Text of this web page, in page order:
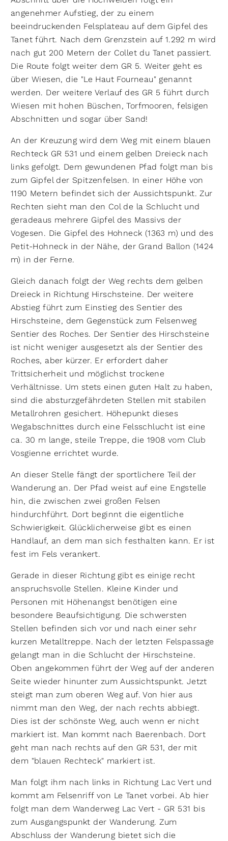
angenehmer Aufstieg, der zu einem
beeindruckenden Felsplateau auf dem Gipfel des
Tanet führt. Nach dem Grenzstein auf 1.292 m wird
nach gut 200 Metern der Collet du Tanet passiert.
Die Route folgt weiter dem GR 5. Weiter geht es
über Wiesen, die "Le Haut Fourneau" genannt
werden. Der weitere Verlauf des GR 5 führt durch
Wiesen mit hohen Büschen, Torfmooren, felsigen
Abschnitten und sogar über Sand!
An der Kreuzung wird dem Weg mit einem blauen
Rechteck GR 531 und einem gelben Dreieck nach
links gefolgt. Dem gewundenen Pfad folgt man bis
zum Gipfel der Spitzenfelsen. In einer Höhe von
1190 Metern befindet sich der Aussichtspunkt. Zur
Rechten sieht man den Col de la Schlucht und
geradeaus mehrere Gipfel des Massivs der
Vogesen. Die Gipfel des Hohneck (1363 m) und des
Petit-Hohneck in der Nähe, der Grand Ballon (1424
m) in der Ferne.
Gleich danach folgt der Weg rechts dem gelben
Dreieck in Richtung Hirschsteine. Der weitere
Abstieg führt zum Einstieg des Sentier des
Hirschsteine, dem Gegenstück zum Felsenweg
Sentier des Roches. Der Sentier des Hirschsteine
ist nicht weniger ausgesetzt als der Sentier des
Roches, aber kürzer. Er erfordert daher
Trittsicherheit und möglichst trockene
Verhältnisse. Um stets einen guten Halt zu haben,
sind die absturzgefährdeten Stellen mit stabilen
Metallrohren gesichert. Höhepunkt dieses
Wegabschnittes durch eine Felsschlucht ist eine
ca. 30 m lange, steile Treppe, die 1908 vom Club
Vosgienne errichtet wurde.
An dieser Stelle fängt der sportlichere Teil der
Wanderung an. Der Pfad weist auf eine Engstelle
hin, die zwischen zwei großen Felsen
hindurchführt. Dort beginnt die eigentliche
Schwierigkeit. Glücklicherweise gibt es einen
Handlauf, an dem man sich festhalten kann. Er ist
fest im Fels verankert.
Gerade in dieser Richtung gibt es einige recht
anspruchsvolle Stellen. Kleine Kinder und
Personen mit Höhenangst benötigen eine
besondere Beaufsichtigung. Die schwersten
Stellen befinden sich vor und nach einer sehr
kurzen Metalltreppe. Nach der letzten Felspassage
gelangt man in die Schlucht der Hirschsteine.
Oben angekommen führt der Weg auf der anderen
Seite wieder hinunter zum Aussichtspunkt. Jetzt
steigt man zum oberen Weg auf. Von hier aus
nimmt man den Weg, der nach rechts abbiegt.
Dies ist der schönste Weg, auch wenn er nicht
markiert ist. Man kommt nach Baerenbach. Dort
geht man nach rechts auf den GR 531, der mit
dem "blauen Rechteck" markiert ist.
Man folgt ihm nach links in Richtung Lac Vert und
kommt am Felsenriff von Le Tanet vorbei. Ab hier
folgt man dem Wanderweg Lac Vert - GR 531 bis
zum Ausgangspunkt der Wanderung. Zum
Abschluss der Wanderung bietet sich die